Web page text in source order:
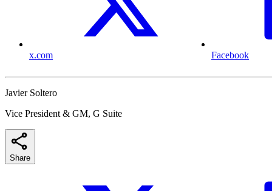
x.com Facebook
Javier Soltero
Vice President & GM, G Suite
Share